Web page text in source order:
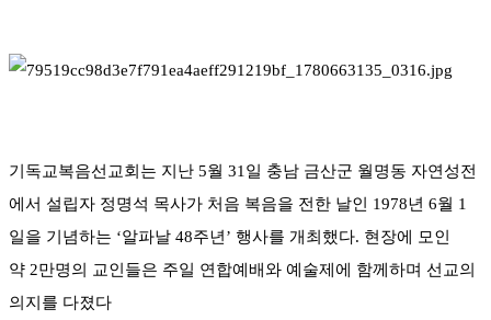
기독교복음선교회는 지난 5월 31일 충남 금산군 월명동 자연성전
에서 설립자 정명석 목사가 처음 복음을 전한 날인 1978년 6월 1
일을 기념하는 ‘알파날 48주년’ 행사를 개최했다. 현장에 모인
약 2만명의 교인들은 주일 연합예배와 예술제에 함께하며 선교의
의지를 다졌다